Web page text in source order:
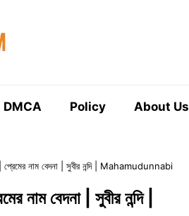
DMCA Policy About Us
নাম বেদনা | সুবীর নন্দি | Mahamudunnabi
বেদনা | সুবীর নন্দি |